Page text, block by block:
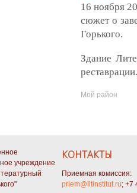
16 ноября
сюжет о
Горького.
Здание
Мой район
учреждение
КОНТАКТЫ
Приемная комиссия:
priem@litinstitut.ru; +7